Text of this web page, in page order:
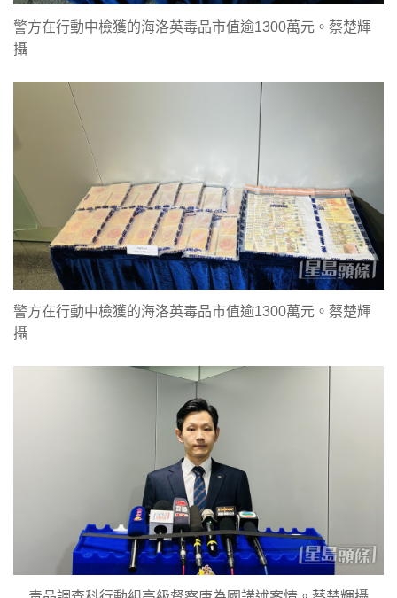
警方在行動中檢獲的海洛英毒品市值逾1300萬元。蔡楚輝
攝
警方在行動中檢獲的海洛英毒品市值逾1300萬元。蔡楚輝
攝